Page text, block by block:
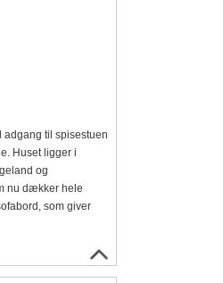
adgang til spisestuen
Huset ligger i
og
nu dækker hele
som giver